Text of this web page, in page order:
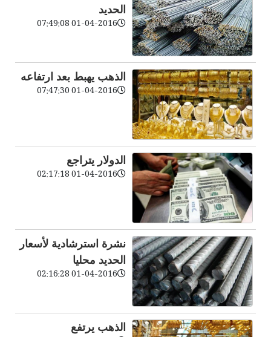
الحديد
01-04-2016 07:49:08
الذهب يهبط بعد ارتفاعه
01-04-2016 07:47:30
الدولار يتراجع
01-04-2016 02:17:18
نشرة استرشادية لأسعار
الحديد محليا
01-04-2016 02:16:28
الذهب يرتفع